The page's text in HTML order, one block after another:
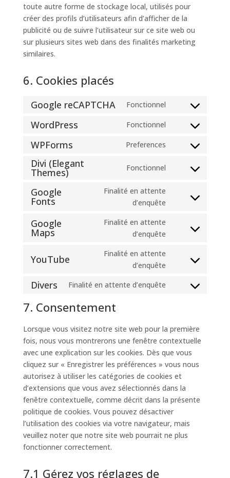
toute autre forme de stockage local, utilisés pour
créer des profils d’utilisateurs afin d’afficher de la
publicité ou de suivre l’utilisateur sur ce site web ou
sur plusieurs sites web dans des finalités marketing
similaires.
6. Cookies placés
Google reCAPTCHA Fonctionnel
Consent
google-
WordPress Fonctionnel
Consent
wordpress
WPForms Preferences
Consent
service
Divi (Elegant
Themes) Fonctionnel
Consent
service
themes)
Google
Fonts
Finalité en attente
d’enquête
Consent
service
Google
Maps
Finalité en attente
d’enquête
Consent
service
YouTube
Finalité en attente
d’enquête
Consent
service
Divers Finalité en attente d’enquête
Consent
divers
7. Consentement
Lorsque vous visitez notre site web pour la première
fois, nous vous montrerons une fenêtre contextuelle
avec une explication sur les cookies. Dès que vous
cliquez sur « Enregistrer les préférences » vous nous
autorisez à utiliser les catégories de cookies et
d’extensions que vous avez sélectionnés dans la
fenêtre contextuelle, comme décrit dans la présente
politique de cookies. Vous pouvez désactiver
l’utilisation des cookies via votre navigateur, mais
veuillez noter que notre site web pourrait ne plus
fonctionner correctement.
7.1 Gérez vos réglages de